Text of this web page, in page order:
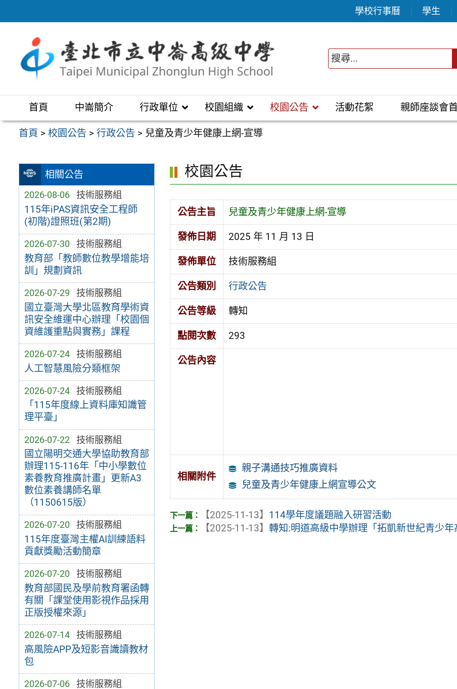
至
區
學校行事曆 學生
首頁 中崙簡介 行政單位 校園組織 校園公告 活動花絮 親師座談會
首頁 >校園公告 >行政公告 > 兒童及青少年健康上網-宣導
相關公告
2026-08-06 技術服務組
115年iPAS資訊安全工程師
(初階)證照班(第2期)
2026-07-30 技術服務組
教育部「教師數位教學增能培
訓」規劃資訊
2026-07-29 技術服務組
國立臺灣大學北區教育學術資
訊安全維運中心辦理「校園個
資維護重點與實務」課程
2026-07-24 技術服務組
人工智慧風險分類框架
2026-07-24 技術服務組
「115年度線上資料庫知識管
理平臺」
2026-07-22 技術服務組
國立陽明交通大學協助教育部
辦理115-116年「中小學數位
素養教育推廣計畫」更新A3
數位素養講師名單
（1150615版）
2026-07-20 技術服務組
115年度臺灣主權AI訓練語料
貢獻獎勵活動簡章
2026-07-20 技術服務組
教育部國民及學前教育署函轉
有關「課堂使用影視作品採用
正版授權來源」
2026-07-14 技術服務組
高風險APP及短影音識讀教材
包
2026-07-06 技術服務組
校園公告
公告主旨 兒童及青少年健康上網-宣導
發佈日期 2025 年 11 月 13 日
發佈單位 技術服務組
公告類別 行政公告
公告等級 轉知
點閱次數 293
公告內容
相關附件
親子溝通技巧推廣資料
兒童及青少年健康上網宣導公文
【2025-11-13】 114學年度議題融入研習活動
【2025-11-13】轉知:明道高級中學辦理「拓凱新世紀青少